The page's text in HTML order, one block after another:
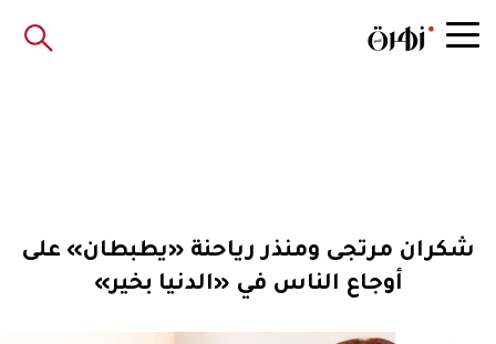
شكران مرتجى ومنذر رياحنة «يطبطان» على
أوجاع الناس في «الدنيا بخير»